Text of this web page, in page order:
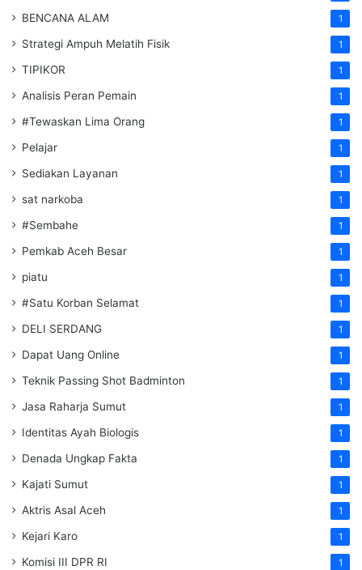
BENCANA ALAM 1
Strategi Ampuh Melatih Fisik 1
TIPIKOR 1
Analisis Peran Pemain 1
#Tewaskan Lima Orang 1
Pelajar 1
Sediakan Layanan 1
sat narkoba 1
#Sembahe 1
Pemkab Aceh Besar 1
piatu 1
#Satu Korban Selamat 1
DELI SERDANG 1
Dapat Uang Online 1
Teknik Passing Shot Badminton 1
Jasa Raharja Sumut 1
Identitas Ayah Biologis 1
Denada Ungkap Fakta 1
Kajati Sumut 1
Aktris Asal Aceh 1
Kejari Karo 1
Komisi III DPR RI 1